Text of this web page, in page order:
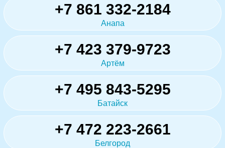
+7 861 332-2184
Анапа
+7 423 379-9723
Артём
+7 495 843-5295
Батайск
+7 472 223-2661
Белгород